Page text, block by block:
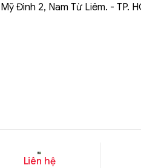
Đình 2, Nam Từ Liêm. - TP.
Liên hệ